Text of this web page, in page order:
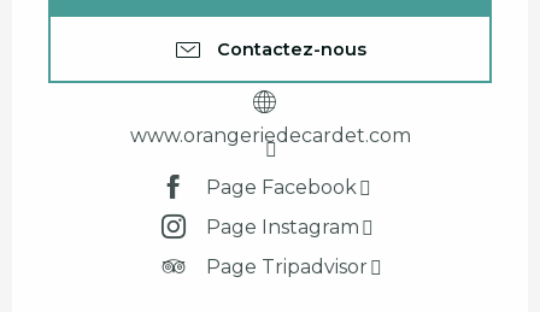
Contactez-nous
www.orangeriedecardet.com
Page Facebook
Page Instagram
Page Tripadvisor